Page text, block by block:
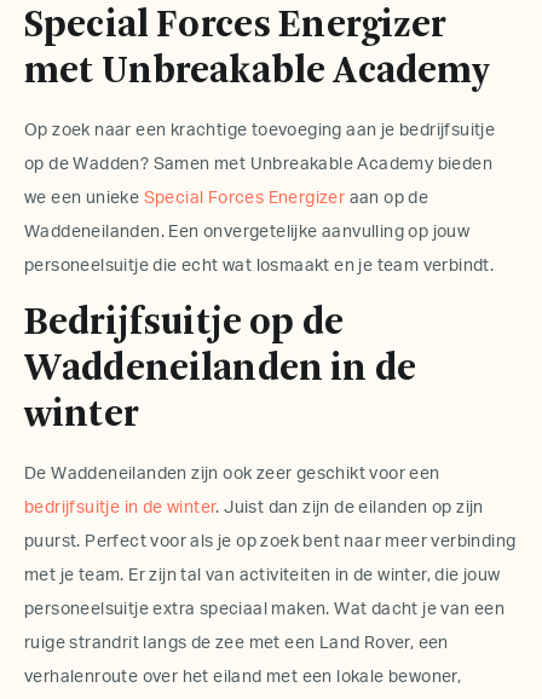
Special Forces Energizer
met Unbreakable Academy
Op zoek naar een krachtige toevoeging aan je bedrijfsuitje
op de Wadden? Samen met Unbreakable Academy bieden
we een unieke Special Forces Energizer aan op de
Waddeneilanden. Een onvergetelijke aanvulling op jouw
personeelsuitje die echt wat losmaakt en je team verbindt.
Bedrijfsuitje op de
Waddeneilanden in de
winter
De Waddeneilanden zijn ook zeer geschikt voor een
bedrijfsuitje in de winter. Juist dan zijn de eilanden op zijn
puurst. Perfect voor als je op zoek bent naar meer verbinding
met je team. Er zijn tal van activiteiten in de winter, die jouw
personeelsuitje extra speciaal maken. Wat dacht je van een
ruige strandrit langs de zee met een Land Rover, een
verhalenroute over het eiland met een lokale bewoner,